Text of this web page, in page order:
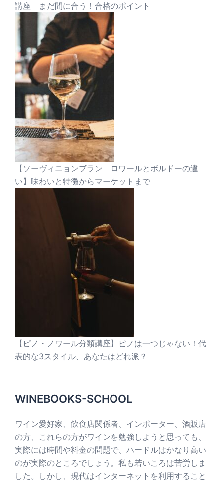
講座 まだ間に合う！合格のポイント
【ソーヴィニョンブラン ロワールとボルドーの違
い】味わいと特徴からマーケットまで
【ピノ・ノワール分類講座】ピノは一つじゃない！代
表的な3スタイル、あなたはどれ派？
WINEBOOKS-SCHOOL
ワイン愛好家、飲食店関係者、インポーター、酒販店
の方、これらの方がワインを勉強しようと思っても、
実際には時間や料金の問題で、ハードルはかなり高い
のが実際のところでしょう。私も若いころは苦労しま
した。しかし、現代はインターネットを利用すること